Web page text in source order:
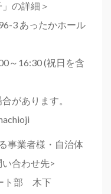
の詳細＞
3 あったかホール
～16:30 (祝日を含
があります。
事業者様・自治体
合わせ先>
ト部 木下